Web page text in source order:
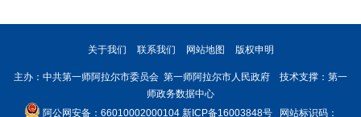
关于我们 联系我们 网站地图 版权申明
主办：中共第一师阿拉尔市委员会 第一师阿拉尔市人民政府 技术支撑：第一
师政务数据中心
阿公网安备：66010002000104 新ICP备16003848号网站标识码：